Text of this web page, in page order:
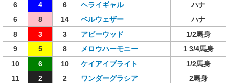
6
4 6 ヘライギャル
ハナ
6
8 14 ベルウェザー
ハナ
8
3 3 アビーウッド
1/2馬身
9
5 8 メロウハーモニー
1 3/4馬身
10
6 10 ケイアイブライト
1/2馬身
11
2 2 ワンダーグラシア
2馬身